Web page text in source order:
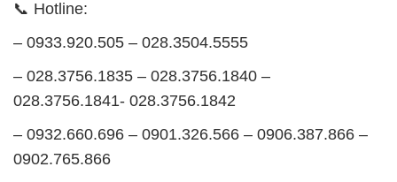
📞 Hotline:
– 0933.920.505 – 028.3504.5555
– 028.3756.1835 – 028.3756.1840 –
028.3756.1841- 028.3756.1842
– 0932.660.696 – 0901.326.566 – 0906.387.866 –
0902.765.866